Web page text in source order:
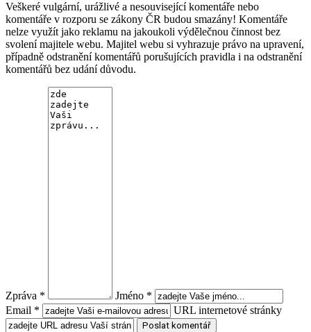
Veškeré vulgární, urážlivé a nesouvisející komentáře nebo
komentáře v rozporu se zákony ČR budou smazány! Komentáře
nelze využít jako reklamu na jakoukoli výdělečnou činnost bez
svolení majitele webu. Majitel webu si vyhrazuje právo na upravení,
případně odstranění komentářů porušujících pravidla i na odstranění
komentářů bez udání důvodu.
Zpráva *
Jméno *
Email *
URL internetové stránky